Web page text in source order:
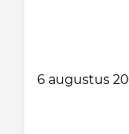
6 augustus